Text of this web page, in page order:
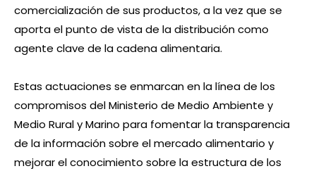
comercialización de sus productos, a la vez que se
aporta el punto de vista de la distribución como
agente clave de la cadena alimentaria.
Estas actuaciones se enmarcan en la línea de los
compromisos del Ministerio de Medio Ambiente y
Medio Rural y Marino para fomentar la transparencia
de la información sobre el mercado alimentario y
mejorar el conocimiento sobre la estructura de los